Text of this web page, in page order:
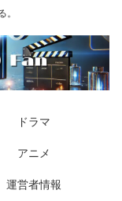
。
ドラマ
アニメ
運営者情報